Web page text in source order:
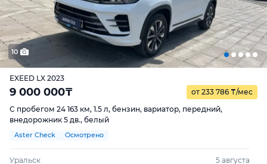
10
EXEED LX 2023
9 000 000₸ от 233 786 ₸/мес
С пробегом 24 163 км, 1.5 л, бензин, вариатор, передний,
внедорожник 5 дв., белый
Aster Check Осмотрено
Уральск 5 августа